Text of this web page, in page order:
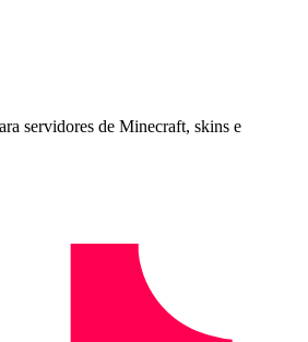
servidores de Minecraft, skins e